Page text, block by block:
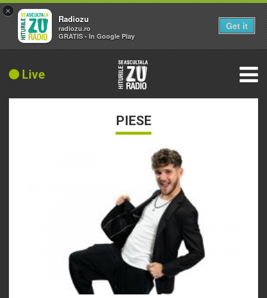
Live
PIESE
×
Radiozu
radiozu.ro
GRATIS - In Google Play
Get it